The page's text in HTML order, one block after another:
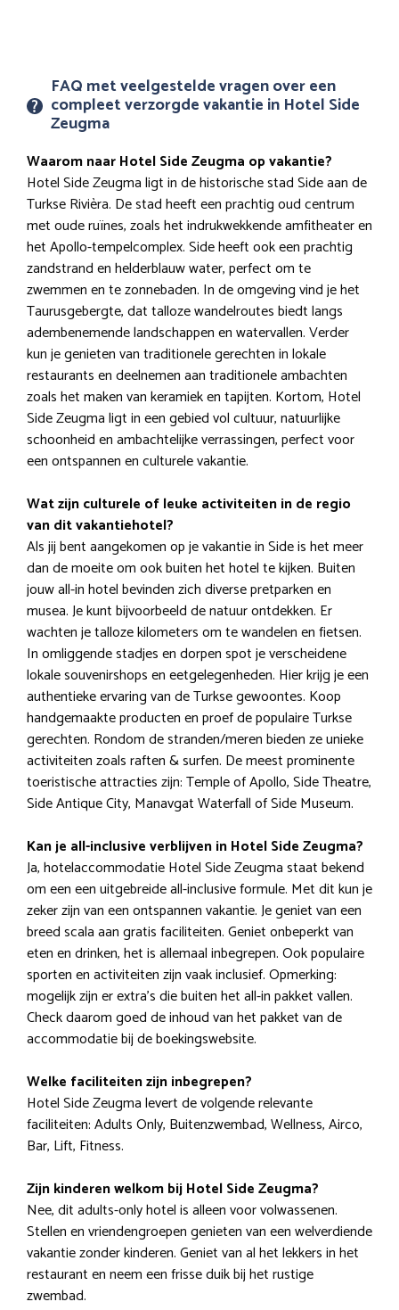
FAQ met veelgestelde vragen over een
compleet verzorgde vakantie in Hotel Side
Zeugma
Waarom naar Hotel Side Zeugma op vakantie?
Hotel Side Zeugma ligt in de historische stad Side aan de
Turkse Rivièra. De stad heeft een prachtig oud centrum
met oude ruïnes, zoals het indrukwekkende amfitheater en
het Apollo-tempelcomplex. Side heeft ook een prachtig
zandstrand en helderblauw water, perfect om te
zwemmen en te zonnebaden. In de omgeving vind je het
Taurusgebergte, dat talloze wandelroutes biedt langs
adembenemende landschappen en watervallen. Verder
kun je genieten van traditionele gerechten in lokale
restaurants en deelnemen aan traditionele ambachten
zoals het maken van keramiek en tapijten. Kortom, Hotel
Side Zeugma ligt in een gebied vol cultuur, natuurlijke
schoonheid en ambachtelijke verrassingen, perfect voor
een ontspannen en culturele vakantie.
Wat zijn culturele of leuke activiteiten in de regio
van dit vakantiehotel?
Als jij bent aangekomen op je vakantie in Side is het meer
dan de moeite om ook buiten het hotel te kijken. Buiten
jouw all-in hotel bevinden zich diverse pretparken en
musea. Je kunt bijvoorbeeld de natuur ontdekken. Er
wachten je talloze kilometers om te wandelen en fietsen.
In omliggende stadjes en dorpen spot je verscheidene
lokale souvenirshops en eetgelegenheden. Hier krijg je een
authentieke ervaring van de Turkse gewoontes. Koop
handgemaakte producten en proef de populaire Turkse
gerechten. Rondom de stranden/meren bieden ze unieke
activiteiten zoals raften & surfen. De meest prominente
toeristische attracties zijn: Temple of Apollo, Side Theatre,
Side Antique City, Manavgat Waterfall of Side Museum.
Kan je all-inclusive verblijven in Hotel Side Zeugma?
Ja, hotelaccommodatie Hotel Side Zeugma staat bekend
om een een uitgebreide all-inclusive formule. Met dit kun je
zeker zijn van een ontspannen vakantie. Je geniet van een
breed scala aan gratis faciliteiten. Geniet onbeperkt van
eten en drinken, het is allemaal inbegrepen. Ook populaire
sporten en activiteiten zijn vaak inclusief. Opmerking:
mogelijk zijn er extra’s die buiten het all-in pakket vallen.
Check daarom goed de inhoud van het pakket van de
accommodatie bij de boekingswebsite.
Welke faciliteiten zijn inbegrepen?
Hotel Side Zeugma levert de volgende relevante
faciliteiten: Adults Only, Buitenzwembad, Wellness, Airco,
Bar, Lift, Fitness.
Zijn kinderen welkom bij Hotel Side Zeugma?
Nee, dit adults-only hotel is alleen voor volwassenen.
Stellen en vriendengroepen genieten van een welverdiende
vakantie zonder kinderen. Geniet van al het lekkers in het
restaurant en neem een frisse duik bij het rustige
zwembad.